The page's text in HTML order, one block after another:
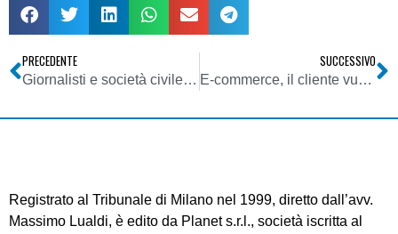
PRECEDENTE
Giornalisti e società civile in piazza a Palermo per Lirio Abbate
SUCCESSIVO
E-commerce, il cliente vuole di più, ma paga di meno
Registrato al Tribunale di Milano nel 1999, diretto dall’avv.
Massimo Lualdi, è edito da Planet s.r.l., società iscritta al